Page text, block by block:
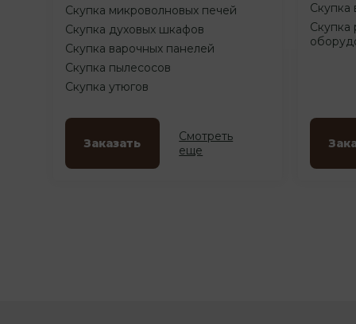
Скупка микроволновых печей
Скупка духовых шкафов
Скупка варочных панелей
Скупка пылесосов
Скупка утюгов
Заказать
Смотреть
еще
Скупка
Скупка